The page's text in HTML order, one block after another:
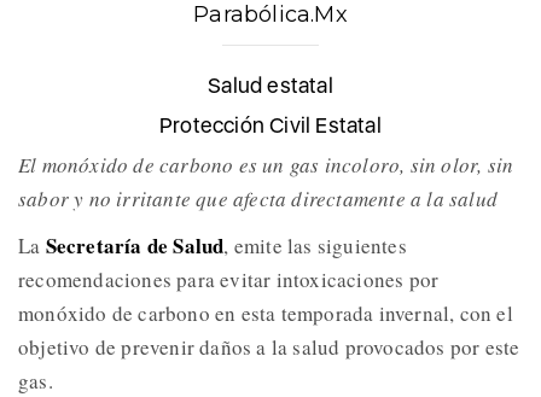
Parabólica.Mx
Salud estatal
Protección Civil Estatal
El monóxido de carbono es un gas incoloro, sin olor, sin
sabor y no irritante que afecta directamente a la salud
La Secretaría de Salud, emite las siguientes
recomendaciones para evitar intoxicaciones por
monóxido de carbono en esta temporada invernal, con el
objetivo de prevenir daños a la salud provocados por este
gas.